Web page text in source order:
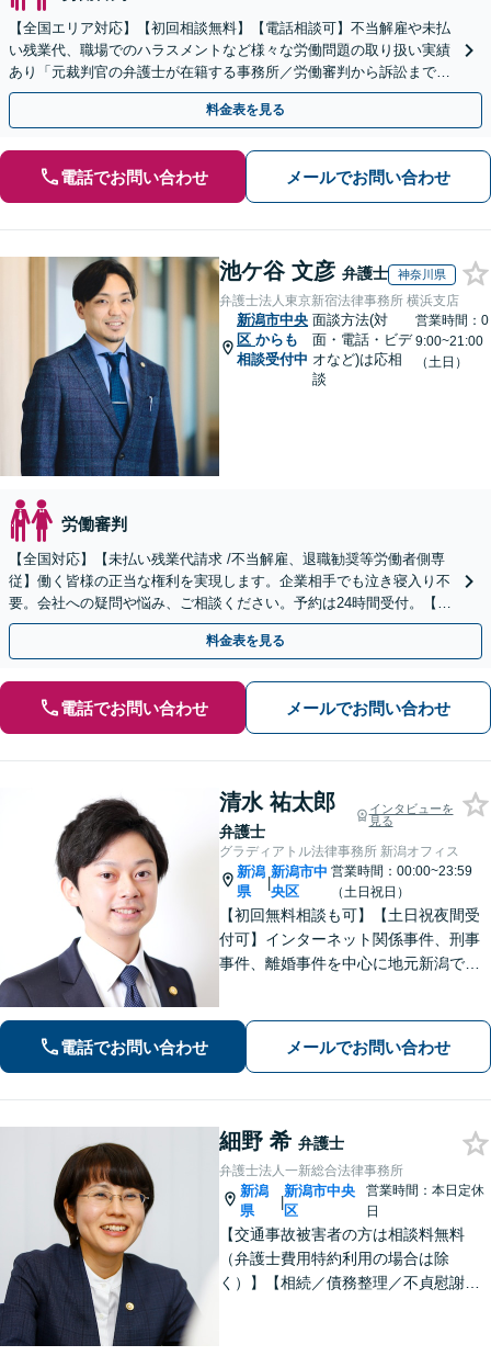
【全国エリア対応】【初回相談無料】【電話相談可】不当解雇や未払
い残業代、職場でのハラスメントなど様々な労働問題の取り扱い実績
あり「元裁判官の弁護士が在籍する事務所／労働審判から訴訟まで、
裁判官経験を活かした最適な戦略を立案」
料金表を見る
電話でお問い合わせ メールでお問い合わせ
池ケ谷 文彦 弁護士 神奈川県
弁護士法人東京新宿法律事務所 横浜支店
新潟市中央
区 からも
相談受付中
面談方法(対
面・電話・ビデ
オなど)は応相
談
営業時間：0
9:00~21:00
（土日）
労働審判
【全国対応】【未払い残業代請求 /不当解雇、退職勧奨等労働者側専
従】働く皆様の正当な権利を実現します。企業相手でも泣き寝入り不
要。会社への疑問や悩み、ご相談ください。予約は24時間受付。【初
回面談無料】【夜間・休日対応可】
料金表を見る
電話でお問い合わせ メールでお問い合わせ
清水 祐太郎
弁護士
インタビューを
見る
グラディアトル法律事務所 新潟オフィス
新潟
県
|
新潟市中
央区
営業時間：00:00~23:59
（土日祝日）
【初回無料相談も可】【土日祝夜間受
付可】インターネット関係事件、刑事
事件、離婚事件を中心に地元新潟で弁
電話でお問い合わせ メールでお問い合わせ
細野 希 弁護士
弁護士法人一新総合法律事務所
新潟
県
|
新潟市中央
区
営業時間：本日定休
日
【交通事故被害者の方は相談料無料
（弁護士費用特約利用の場合は除
く）】【相続／債務整理／不貞慰謝料